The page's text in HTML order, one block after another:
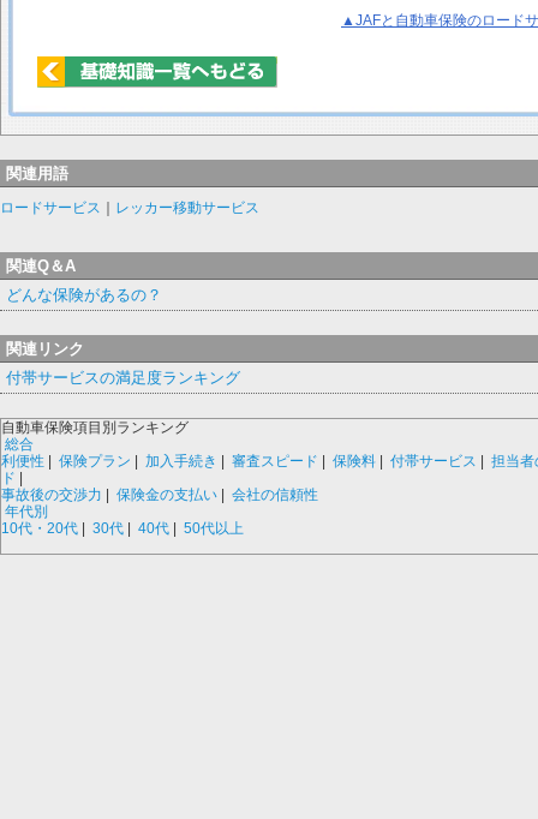
▲JAFと自動車保険のロード
関連用語
ロードサービス レッカー移動サービス
関連Q＆A
どんな保険があるの？
関連リンク
付帯サービスの満足度ランキング
自動車保険項目別ランキング
総合
利便性
保険プラン 加入手続き 審査スピード 保険料 付帯サービス
担当者
ド
事故後の交渉力
保険金の支払い
会社の信頼性
年代別
10代・20代
30代 40代 50代以上